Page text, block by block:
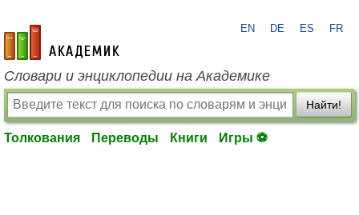
academic.ru
EN DE ES FR
Словари и энциклопедии на Академике
Найти!
Толкования Переводы Книги Игры ⚽